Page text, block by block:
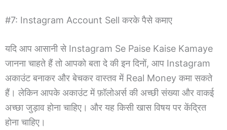
#7: Instagram Account Sell करके पैसे कमाए
यदि आप आसानी से Instagram Se Paise Kaise Kamaye
जानना चाहते हैं तो आपको बता दे की इन दिनों, आप Instagram
अकाउंट बनाकर और बेचकर वास्तव में Real Money कमा सकते
हैं। लेकिन आपके अकाउंट में फ़ॉलोअर्स की अच्छी संख्या और वाकई
अच्छा जुड़ाव होना चाहिए। और यह किसी खास विषय पर केंद्रित
होना चाहिए।